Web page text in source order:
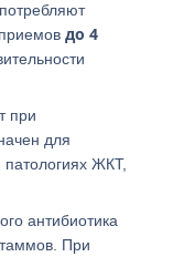
приемов до 4
при
для
ЖКТ,
антибиотика
При